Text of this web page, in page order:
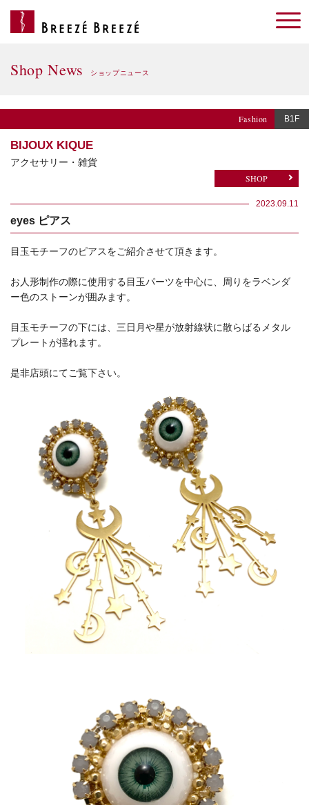
Shop News ショップニュース
Fashion B1F
BIJOUX KIQUE
アクセサリー・雑貨
SHOP
2023.09.11
eyes ピアス
目玉モチーフのピアスをご紹介させて頂きます。
お人形制作の際に使用する目玉パーツを中心に、周りをラベンダ
ー色のストーンが囲みます。
目玉モチーフの下には、三日月や星が放射線状に散らばるメタル
プレートが揺れます。
是非店頭にてご覧下さい。